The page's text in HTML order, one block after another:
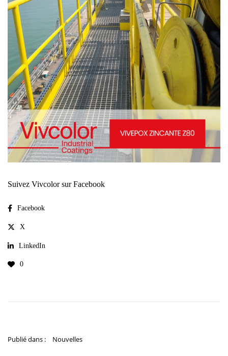
Suivez Vivcolor sur Facebook
Facebook
X
LinkedIn
0
Publié dans : Nouvelles